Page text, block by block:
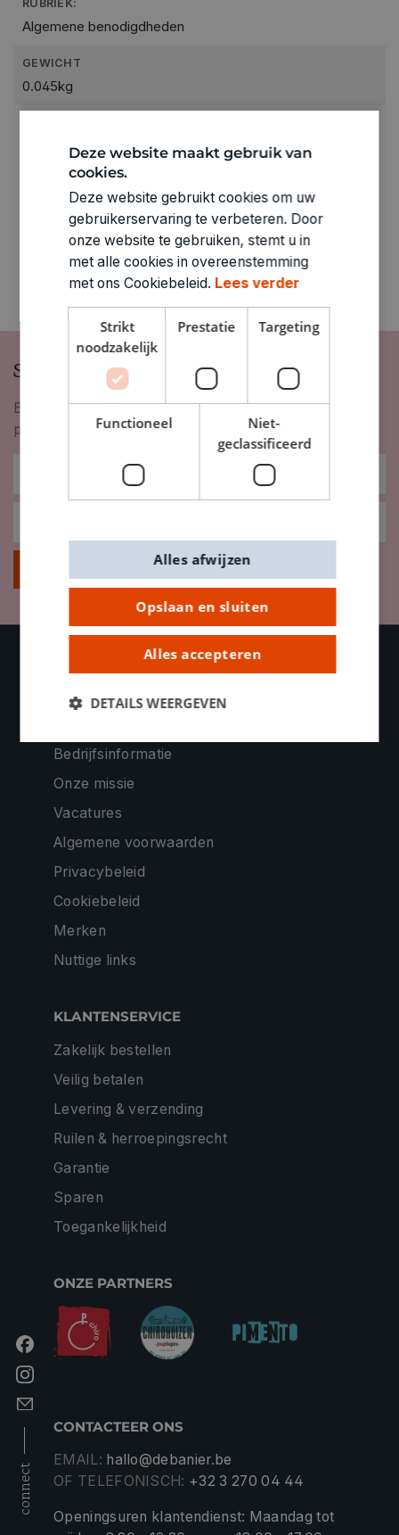
RUBRIEK:
Algemene benodigdheden
GEWICHT
0.045kg
2330802
Schrijf je in op onze nieuwsbrief
Blijf op de hoogte van nieuwigheden, inspiratie,
promoties en meer!
connect
Bedrijfsinformatie
Onze missie
Vacatures
Algemene voorwaarden
Privacybeleid
Cookiebeleid
Merken
Nuttige links
KLANTENSERVICE
Zakelijk bestellen
Veilig betalen
Levering & verzending
Ruilen & herroepingsrecht
Garantie
Sparen
Toegankelijkheid
ONZE PARTNERS
CONTACTEER ONS
EMAIL: hallo@debanier.be
OF TELEFONISCH: +32 3 270 04 44
Openingsuren klantendienst: Maandag tot
Deze website maakt gebruik van
cookies.
Deze website gebruikt cookies om uw
gebruikerservaring te verbeteren. Door
onze website te gebruiken, stemt u in
met alle cookies in overeenstemming
met ons Cookiebeleid. Lees verder
Strikt
noodzakelijk
Prestatie Targeting
Functioneel
Niet-
geclassificeerd
Opslaan en sluiten
Alles accepteren
Alles afwijzen
DETAILS WEERGEVEN